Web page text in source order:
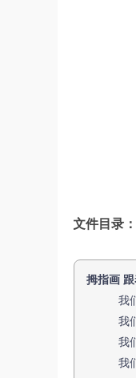
文件目录
拇指画 跟
我
我
我
我